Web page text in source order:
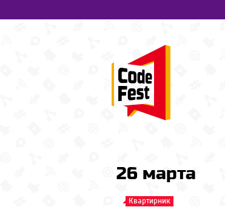
26 марта
Квартирник